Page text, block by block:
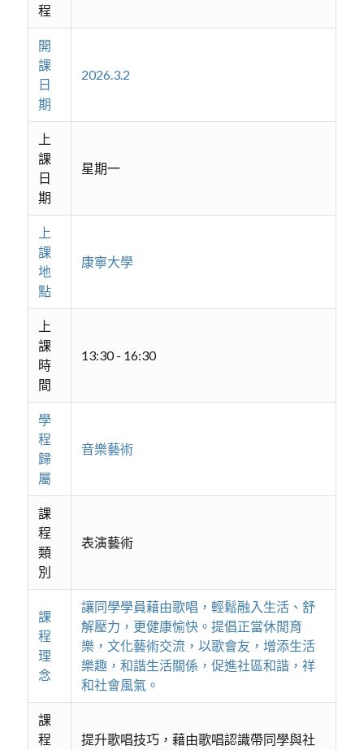
程
開
課
日
期
2026.3.2
上
課
日
期
星期一
上
課
地
點
康寧大學
上
課
時
間
13:30 - 16:30
學
程
歸
屬
音樂藝術
課
程
類
別
表演藝術
課
程
理
念
讓同學學員藉由歌唱，輕鬆融入生活、舒
解壓力，更健康愉快。提倡正當休閒育
樂，文化藝術交流，以歌會友，增添生活
樂趣，和諧生活關係，促進社區和諧，祥
和社會風氣。
課
程
提升歌唱技巧，藉由歌唱認識帶同學與社